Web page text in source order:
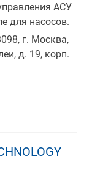
АСУ
для насосов.
г. Москва,
д. 19, корп.